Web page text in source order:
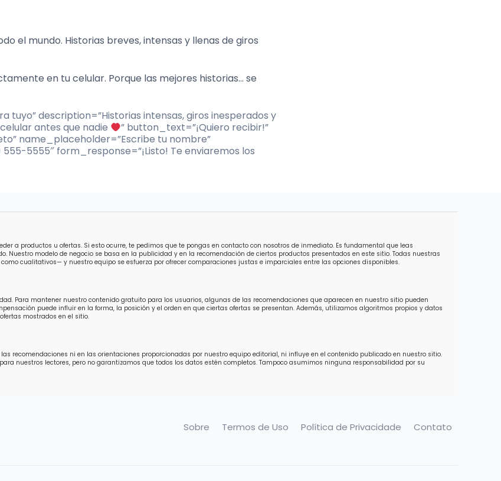
el mundo. Historias breves, intensas y llenas de giros
en tu celular. Porque las mejores historias… se
tuyo” description=”Historias intensas, giros inesperados y
antes que nadie
” button_text=”¡Quiero recibir!”
name_placeholder=”Escribe tu nombre”
5555″ form_response=”¡Listo! Te enviaremos los
a productos u ofertas. Si esto ocurre, te pedimos que te pongas en contacto con nosotros de inmediato. Es fundamental que leas
Nuestro modelo de negocio se basa en la publicidad y en la recomendación de ciertos productos presentados en este sitio. Todas nuestras
cualitativos— y nuestro equipo se esfuerza por ofrecer comparaciones justas e imparciales entre las opciones disponibles.
Para mantener nuestro contenido gratuito para los usuarios, algunas de las recomendaciones que aparecen en nuestro sitio pueden
puede influir en la forma, la posición y el orden en que ciertas ofertas se presentan. Además, utilizamos algoritmos propios y datos
mostrados en el sitio.
recomendaciones ni en las orientaciones proporcionadas por nuestro equipo editorial, ni influye en el contenido publicado en nuestro sitio.
nuestros lectores, pero no garantizamos que todos los datos estén completos. Tampoco asumimos ninguna responsabilidad por su
Sobre Termos de Uso Política de Privacidade Contato